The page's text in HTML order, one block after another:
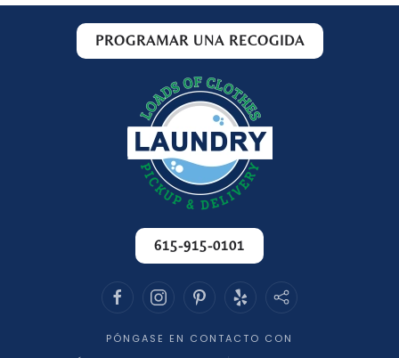
PROGRAMAR UNA RECOGIDA
615-915-0101
PÓNGASE EN CONTACTO CON